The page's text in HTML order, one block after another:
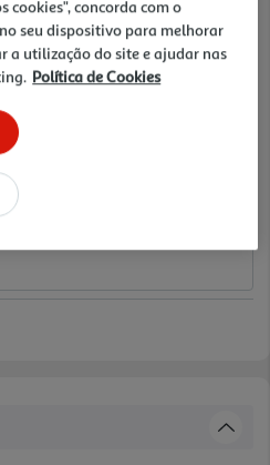
cookies", concorda com o
seu dispositivo para melhorar
a utilização do site e ajudar nas
Política de Cookies